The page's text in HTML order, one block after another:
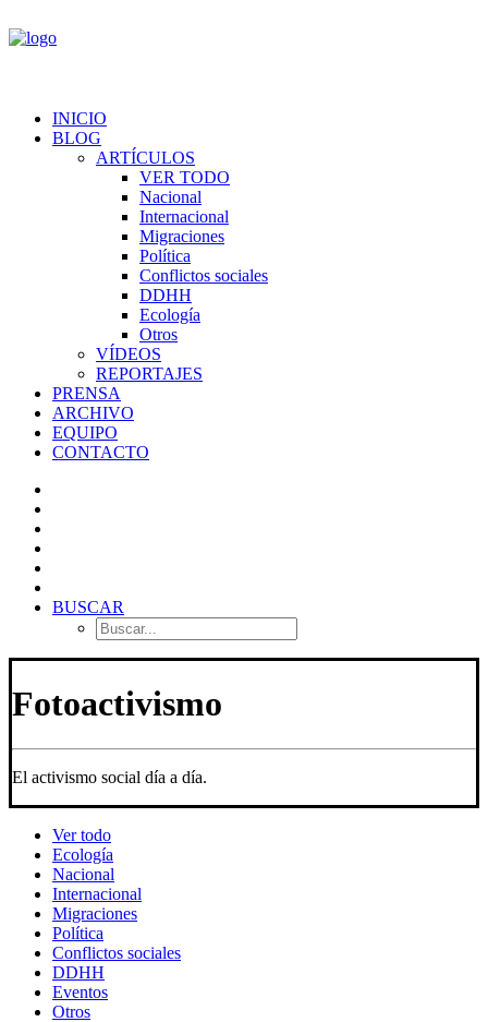
INICIO
BLOG
ARTÍCULOS
VER TODO
Nacional
Internacional
Migraciones
Política
Conflictos sociales
DDHH
Ecología
Otros
VÍDEOS
REPORTAJES
PRENSA
ARCHIVO
EQUIPO
CONTACTO
BUSCAR
Fotoactivismo
El activismo social día a día.
Ver todo
Ecología
Nacional
Internacional
Migraciones
Política
Conflictos sociales
DDHH
Eventos
Otros